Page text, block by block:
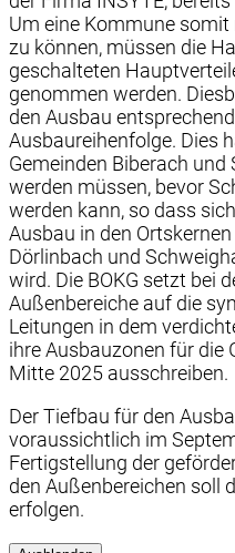
Um eine Kommune
zu können, müssen die
geschalteten
genommen werden.
den Ausbau
Ausbaureihenfolge. Dies
Gemeinden Biberach
werden müssen, bevor
werden kann, so dass
Ausbau in den
Dörlinbach und
wird. Die BOKG setzt bei
Außenbereiche auf die
Leitungen in dem
ihre Ausbauzonen für die
Mitte 2025 ausschreiben.
Der Tiefbau für den
voraussichtlich im
Fertigstellung der
den Außenbereichen soll
erfolgen.